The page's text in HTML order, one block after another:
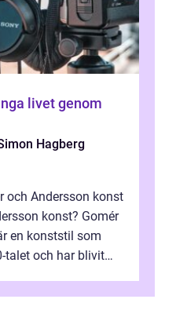
livet genom
Hagberg
och Andersson konst
konst? Gomér
en konststil som
talet och har blivit